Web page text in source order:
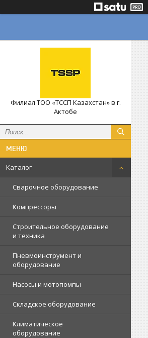
Филиал ТОО «ТССП Казахстан» в г.
Актобе
Каталог
Сварочное оборудование
Компрессоры
Строительное оборудование
и техника
Пневмоинструмент и
оборудование
Насосы и мотопомпы
Складское оборудование
Климатическое
оборудование